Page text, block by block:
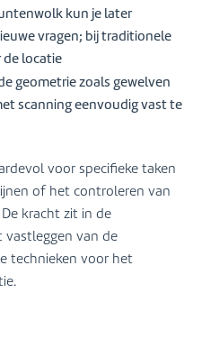
kun je later
vragen; bij traditionele
locatie
geometrie zoals gewelven
scanning eenvoudig vast te
voor specifieke taken
of het controleren van
kracht zit in de
vastleggen van de
technieken voor het